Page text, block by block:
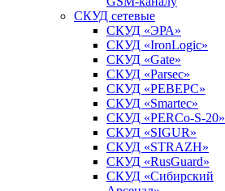
СКУД сетевые
СКУД «ЭРА»
СКУД «IronLogic»
СКУД «Gate»
СКУД «Parsec»
СКУД «РЕВЕРС»
СКУД «Smartec»
СКУД «PERCo-S-20»
СКУД «SIGUR»
СКУД «STRAZH»
СКУД «RusGuard»
СКУД «Сибирский